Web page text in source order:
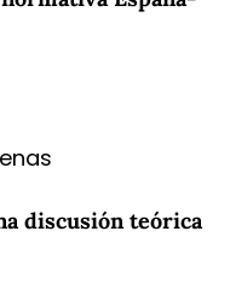
discusión teórica